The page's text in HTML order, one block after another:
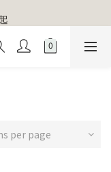
熊超人行李吊牌
熊超人行李吊牌
per page